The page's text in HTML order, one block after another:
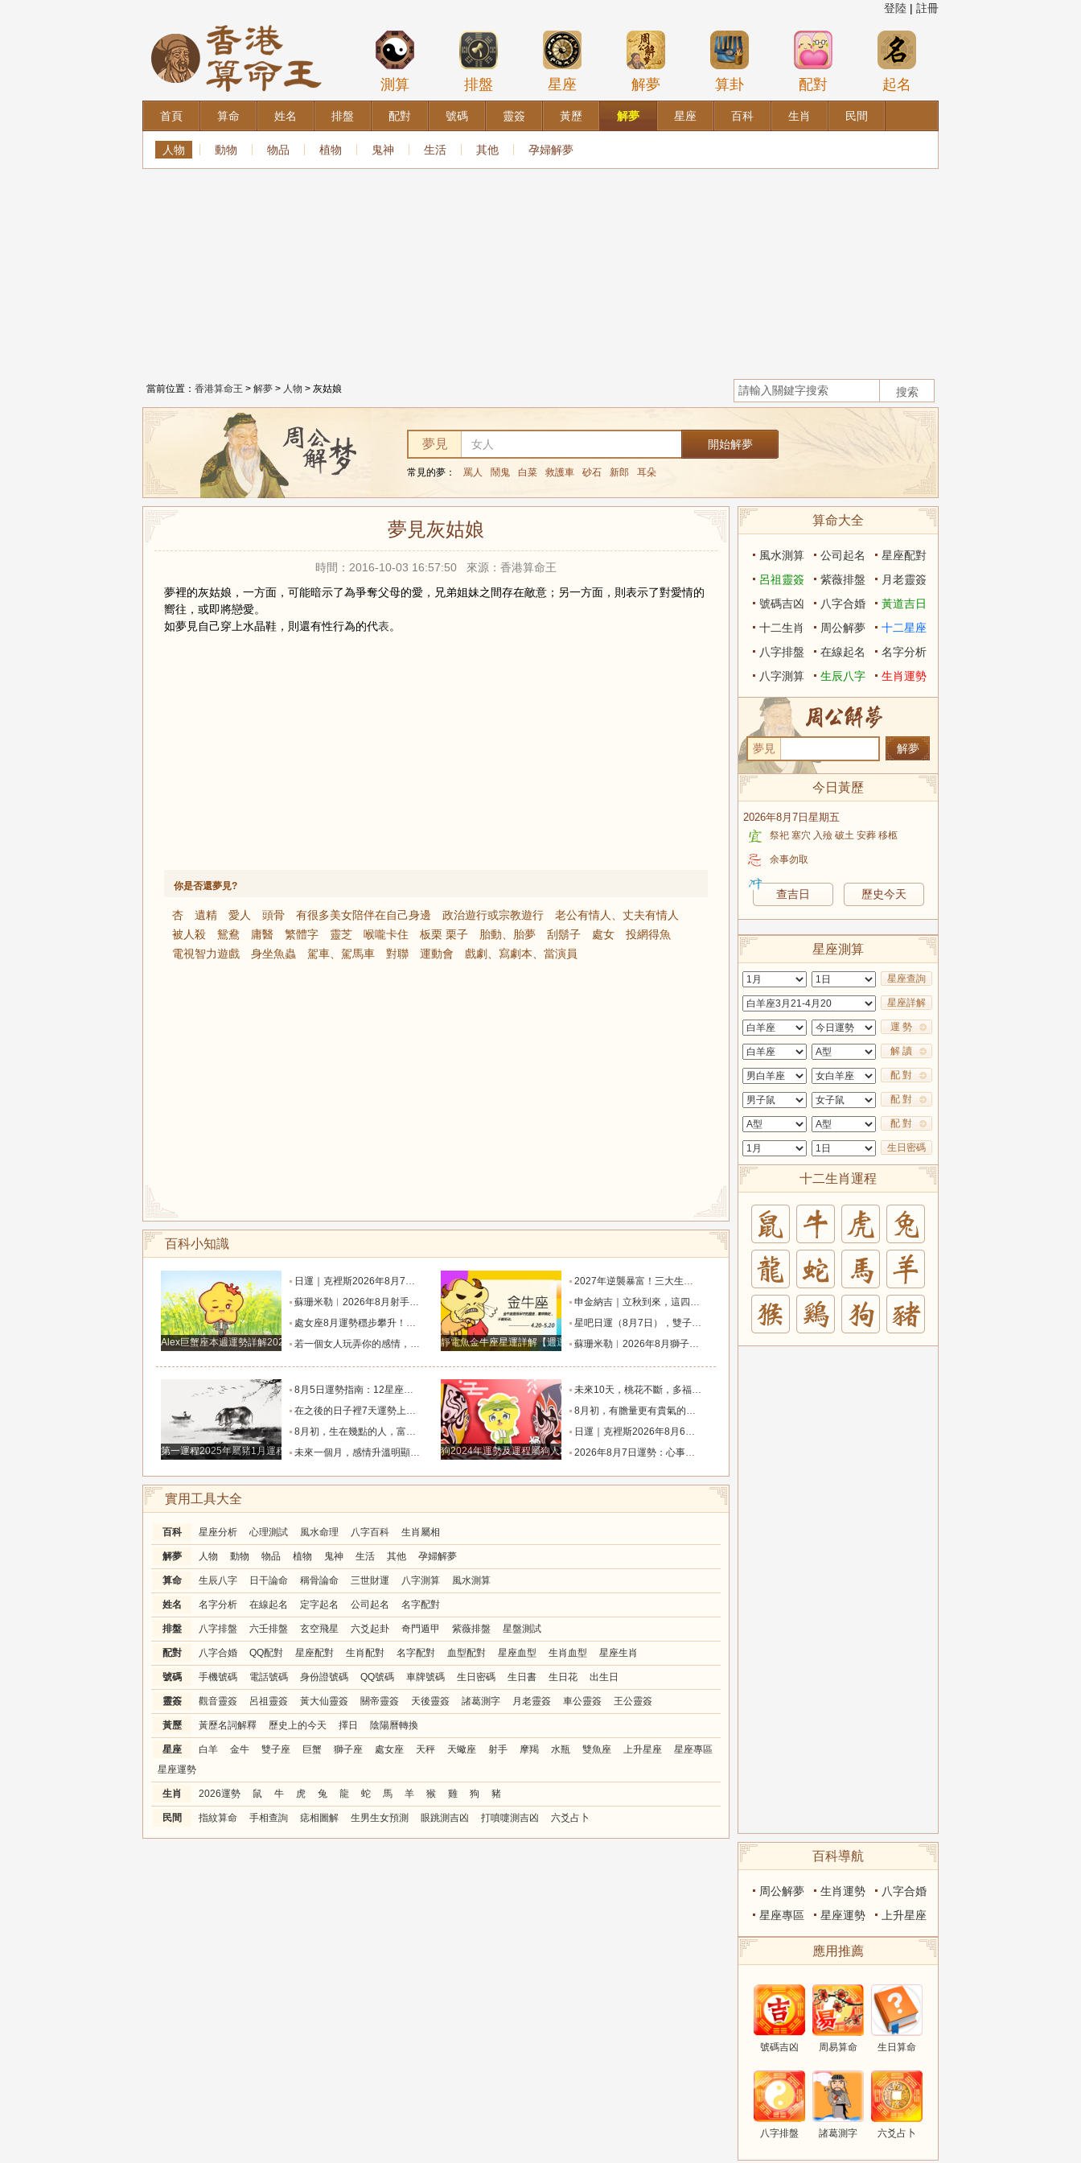
登陸 | 註冊
測算 排盤 星座 解夢 算卦 配對 起名
首頁 算命 姓名 排盤 配對 號碼 靈簽 黃歷 解夢 星座 百科 生肖 民間
人物 動物 物品 植物 鬼神 生活 其他 孕婦解夢
當前位置： 香港算命王 > 解夢 > 人物 > 灰姑娘
夢見
常見的夢： 罵人 鬧鬼 白菜 救護車 砂石 新郎 耳朵
夢見灰姑娘
時間：2016-10-03 16:57:50 來源：香港算命王
夢裡的灰姑娘，一方面，可能暗示了為爭奪父母的愛，兄弟姐妹之間存在敵意；另一方面，則表示了對愛情的
嚮往，或即將戀愛。
如夢見自己穿上水晶鞋，則還有性行為的代表。
你是否還夢見?
杏 遺精 愛人 頭骨 有很多美女陪伴在自己身邊 政治遊行或宗教遊行
老公有情人、丈夫有情人
被人殺
鴛鴦 庸醫 繁體字 靈芝 喉嚨卡住 板栗 栗子 胎動、胎夢 刮鬍子 處女
投網得魚
電視智力遊戲
身坐魚蟲 駕車、駕馬車 對聯 運動會 戲劇、寫劇本、當演員
百科小知識
Alex巨蟹座本週運勢詳解2024.12.23-12.29
日運｜克裡斯2026年8月7日十二星座運勢_天秤座_金星_主動
蘇珊米勒︱2026年8月射手座月度運勢_日食_九宮_伴侶
處女座8月運勢穩步攀升！打磨細節，付出皆有回響好運連連_工作_過往_月度
若一個女人玩弄你的感情，那她一定有這樣的表現！_星座_女性_距離感
靜電魚金牛座星運詳解【週運2024年12月9日-12月15日】
2027年逆襲暴富！三大生肖踩中流年財星，一路飛速賺大錢_財富_貴人_屬豬
申金納吉｜立秋到來，這四大生肖要走好運了_金水_申辰_午馬
星吧日運（8月7日），雙子座沮喪，水瓶座不愉快，雙魚座有誤會_工作_情人_方會更
蘇珊米勒︱2026年8月獅子座月度運勢_木星_滿月_日食
第一運程2025年屬豬1月運程解析
8月5日運勢指南：12星座今天該咋個整？_朋友_水瓶_處女
在之後的日子裡7天運勢上升，橫財滾滾入門，從小是福星的星座_生活_在未來_好運
8月初，生在幾點的人，富有才情，桃花旺盛，和氣生財過一生_天秤座_獅子座_關係
未來一個月，感情升溫明顯的三個星座，值得的人靠近_時間_雙魚_反應
狗2024年運勢及運程屬狗人2024運勢好嗎
未來10天，桃花不斷，多福多運，遇見甜蜜愛情的幾個星座_金牛座_雙子座_家庭
8月初，有膽量更有貴氣的四個星座，能成為事業王者，生意興隆_初將_天蠍座_朋友
日運｜克裡斯2026年8月6日十二星座運勢_處理_對方_主動
2026年8月7日運勢：心事懸在半空最是疲憊，今天迷霧散去，所有人都能接住生活給出的明確答復_事情_層面_關係
實用工具大全
百科 星座分析 心理測試 風水命理 八字百科 生肖屬相
解夢 人物 動物 物品 植物 鬼神 生活 其他 孕婦解夢
算命 生辰八字 日干論命 稱骨論命 三世財運 八字測算 風水測算
姓名 名字分析 在線起名 定字起名 公司起名 名字配對
排盤 八字排盤 六壬排盤 玄空飛星 六爻起卦 奇門遁甲 紫薇排盤 星盤測試
配對 八字合婚 QQ配對 星座配對 生肖配對 名字配對 血型配對 星座血型 生肖血型 星座生肖
號碼 手機號碼 電話號碼 身份證號碼 QQ號碼 車牌號碼 生日密碼 生日書 生日花 出生日
靈簽 觀音靈簽 呂祖靈簽 黃大仙靈簽 關帝靈簽 天後靈簽 諸葛測字 月老靈簽 車公靈簽 王公靈簽
黃歷 黃歷名詞解釋 歷史上的今天 擇日 陰陽曆轉換
星座 白羊 金牛 雙子座 巨蟹 獅子座 處女座 天秤 天蠍座 射手 摩羯 水瓶 雙魚座 上升星座
星座專區
星座運勢
生肖 2026運勢 鼠 牛 虎 兔 龍 蛇 馬 羊 猴 雞 狗 豬
民間 指紋算命 手相查詢 痣相圖解 生男生女預測 眼跳測吉凶 打噴嚏測吉凶 六爻占卜
算命大全
風水測算 公司起名
星座配對
呂祖靈簽
紫薇排盤
月老靈簽
號碼吉凶
八字合婚
黃道吉日
十二生肖
周公解夢
十二星座
八字排盤
在線起名
名字分析
八字測算
生辰八字 生肖運勢
夢見
今日黃歷
2026年8月7日星期五
祭祀 塞穴 入殮 破土 安葬 移柩
余事勿取
查吉日 歷史今天
星座測算
星座查詢
星座詳解
運 勢
解 讀
配 對
配 對
配 對
生日密碼
十二生肖運程
兔
龍 蛇 馬 羊
猴 雞 狗
百科導航
周公解夢 生肖運勢
八字合婚
星座專區
星座運勢 上升星座
應用推薦
號碼吉凶 周易算命 生日算命
八字排盤 諸葛測字 六爻占卜